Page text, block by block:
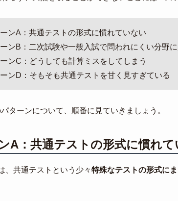
ンA：共通テストの形式に慣れていない
ンB：二次試験や一般入試で問われにくい分野
ンC：どうしても計算ミスをしてしまう
ンD：そもそも共通テストを甘く見すぎている
ターンについて、順番に見ていきましょう。
A：共通テストの形式に慣れて
、共通テストという少々特殊なテストの形式に